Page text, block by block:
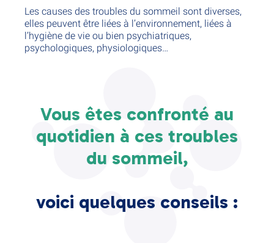
Les causes des troubles du sommeil sont diverses,
elles peuvent être liées à l’environnement, liées à
l’hygiène de vie ou bien psychiatriques,
psychologiques, physiologiques…
Vous êtes confronté au
quotidien à ces troubles
du sommeil,
voici quelques conseils :